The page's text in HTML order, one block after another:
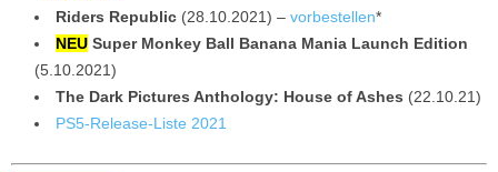
Riders Republic (28.10.2021) – vorbestellen*
NEU Super Monkey Ball Banana Mania Launch Edition
(5.10.2021)
The Dark Pictures Anthology: House of Ashes (22.10.21)
PS5-Release-Liste 2021